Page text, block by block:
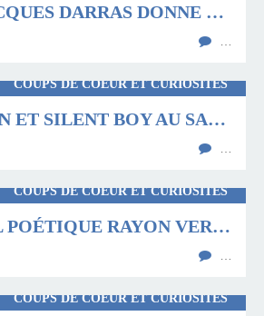
POÉSIE : JACQUES DARRAS DONNE SES NOUVEAUX CONGÉS
COUPS DE COEUR ET CURIOSITÉS
GAËL AYMON ET SILENT BOY AU SALON DU LIVRE D'ABBEVILLE
COUPS DE COEUR ET CURIOSITÉS
LE FESTIVAL POÉTIQUE RAYON VERS EST LANCÉ À AMIENS
COUPS DE COEUR ET CURIOSITÉS